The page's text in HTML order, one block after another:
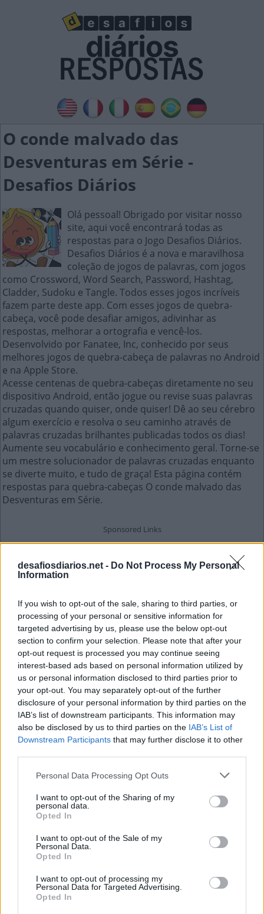
desafiosdiarios.net - Do Not Process My Personal
Information
If you wish to opt-out of the sale, sharing to third parties, or
processing of your personal or sensitive information for
targeted advertising by us, please use the below opt-out
section to confirm your selection. Please note that after your
opt-out request is processed you may continue seeing
interest-based ads based on personal information utilized by
us or personal information disclosed to third parties prior to
your opt-out. You may separately opt-out of the further
disclosure of your personal information by third parties on the
IAB’s list of downstream participants. This information may
also be disclosed by us to third parties on the IAB’s List of
Downstream Participants that may further disclose it to other
Personal Data Processing Opt Outs
I want to opt-out of the Sharing of my
personal data.
Opted In
I want to opt-out of the Sale of my
Personal Data.
Opted In
I want to opt-out of processing my
Personal Data for Targeted Advertising.
Opted In
O conde malvado das
Desventuras em Série -
Desafios Diários
Olá pessoal! Obrigado por visitar nosso
site, aqui você encontrará todas as
respostas para o Jogo Desafios Diários.
Desafios Diários é a nova e maravilhosa
coleção de jogos de palavras, com jogos
como Crossword, Word Search, Password, Hashtag,
Cladder, Sudoku e Tangle. Todos esses jogos incríveis
fazem parte deste app. Com esses jogos de quebra-
cabeça, você pode desafiar amigos, adivinhar as
respostas, melhorar a ortografia e vencê-los.
Desenvolvido por Fanatee, Inc, conhecido por seus
melhores jogos de quebra-cabeça de palavras no Android
e na Apple Store.
Acesse centenas de quebra-cabeças diretamente no seu
dispositivo Android, então jogue ou revise suas palavras
cruzadas quando quiser, onde quiser! Dê ao seu cérebro
algum exercício e resolva o seu caminho através de
palavras cruzadas brilhantes publicadas todos os dias!
Aumente seu vocabulário e conhecimento geral. Torne-se
um mestre solucionador de palavras cruzadas enquanto
se diverte muito, e tudo de graça! Esta página contém
respostas para quebra-cabeças O conde malvado das
Desventuras em Série.
O conde malvado das Desventuras
em Série
A resposta a esta pergunta: